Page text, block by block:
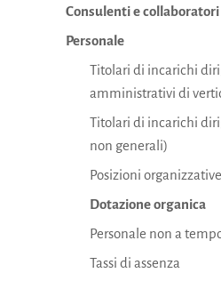
Consulenti e collaboratori
Personale
Titolari di incarichi
amministrativi di
Titolari di incarichi
non generali)
Posizioni organizzative
Dotazione organica
Personale non a
Tassi di assenza